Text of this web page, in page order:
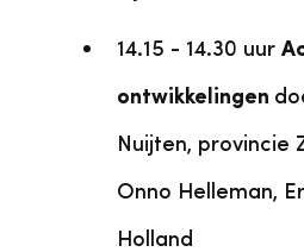
14.15 - 14.30 uur
ontwikkelingen
Nuijten, provincie
Onno Helleman,
Holland